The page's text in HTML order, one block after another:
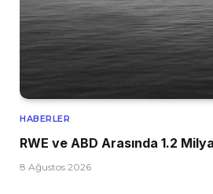
HABERLER
RWE ve ABD Arasında 1.2
8 Ağustos 2026